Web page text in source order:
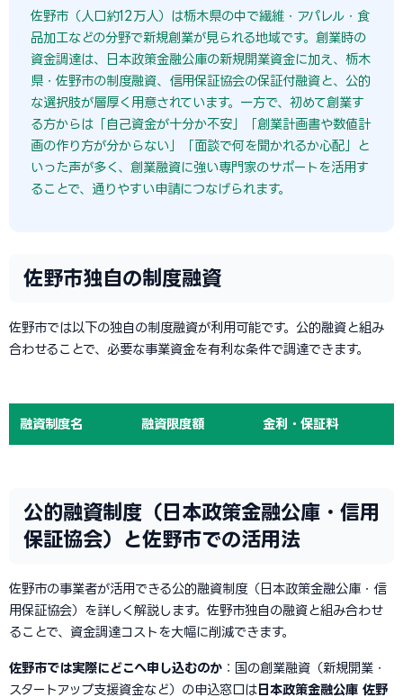
佐野市（人口約12万人）は栃木県の中で繊維・アパレル・食
品加工などの分野で新規創業が見られる地域です。創業時の
資金調達は、日本政策金融公庫の新規開業資金に加え、栃木
県・佐野市の制度融資、信用保証協会の保証付融資と、公的
な選択肢が層厚く用意されています。一方で、初めて創業す
る方からは「自己資金が十分か不安」「創業計画書や数値計
画の作り方が分からない」「面談で何を聞かれるか心配」と
いった声が多く、創業融資に強い専門家のサポートを活用す
ることで、通りやすい申請につなげられます。
佐野市独自の制度融資
佐野市では以下の独自の制度融資が利用可能です。公的融資と組み
合わせることで、必要な事業資金を有利な条件で調達できます。
融資制度名 融資限度額 金利・保証料
公的融資制度（日本政策金融公庫・信用
保証協会）と佐野市での活用法
佐野市の事業者が活用できる公的融資制度（日本政策金融公庫・信
用保証協会）を詳しく解説します。佐野市独自の融資と組み合わせ
ることで、資金調達コストを大幅に削減できます。
佐野市では実際にどこへ申し込むのか ：国の創業融資（新規開業・
スタートアップ支援資金など）の申込窓口は 日本政策金融公庫 佐野